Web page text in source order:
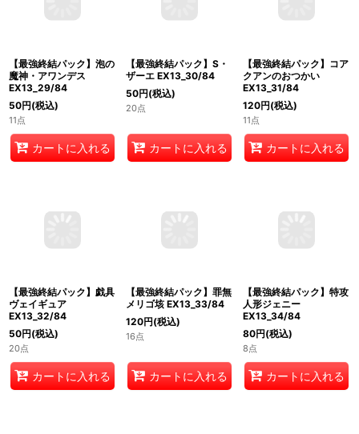
【最強終結パック】泡の
魔神・アワンデス
EX13_29/84
50円(税込)
11点
【最強終結パック】S・
ザーエ EX13_30/84
50円(税込)
20点
【最強終結パック】コア
クアンのおつかい
EX13_31/84
120円(税込)
11点
【最強終結パック】戯具
ヴェイギュア
EX13_32/84
50円(税込)
20点
【最強終結パック】罪無
メリゴ垓 EX13_33/84
120円(税込)
16点
【最強終結パック】特攻
人形ジェニー
EX13_34/84
80円(税込)
8点